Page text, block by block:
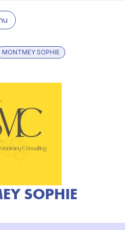
MONTMEY SOPHIE
SOPHIE